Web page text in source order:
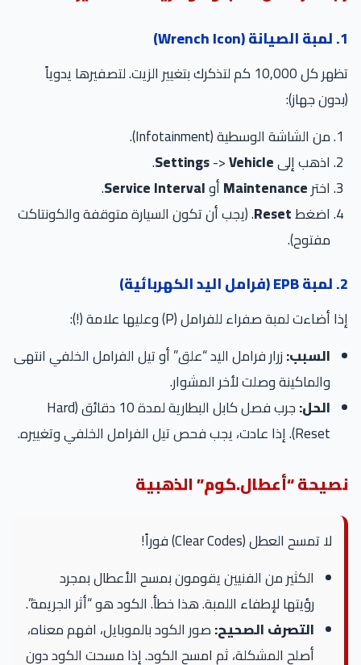
1. لمبة الصيانة (Wrench Icon)
تظهر كل 10,000 كم لتذكرك بتغيير الزيت. لتصفيرها يدوياً
(بدون جهاز):
من الشاشة الوسطية (Infotainment).
اذهب إلى
Settings->Vehicle
.
اخترMaintenanceأوService Interval
.
اضغطReset. (يجب أن تكون السيارة متوقفة والكونتاكت
مفتوح).
2. لمبة EPB (فرامل اليد الكهربائية)
إذا أضاءت لمبة صفراء للفرامل (P) وعليها علامة (!):
السبب:زرار فرامل اليد “علق” أو تيل الفرامل الخلفي انتهى
والماكينة وصلت لأخر المشوار.
الحل:
جرب فصل كابل البطارية لمدة 10 دقائق (Hard
Reset). إذا عادت، يجب فحص تيل الفرامل الخلفي وتغييره.
نصيحة “أعطال.كوم” الذهبية
لا تمسح العطل (Clear Codes) فوراً!
الكثير من الفنيين يقومون بمسح الأعطال بمجرد
رؤيتها لإطفاء اللمبة. هذا خطأ. الكود هو “أثر الجريمة”.
التصرف الصحيح:صور الكود بالموبايل، افهم معناه،
أصلح المشكلة، ثم امسح الكود. إذا مسحت الكود دون